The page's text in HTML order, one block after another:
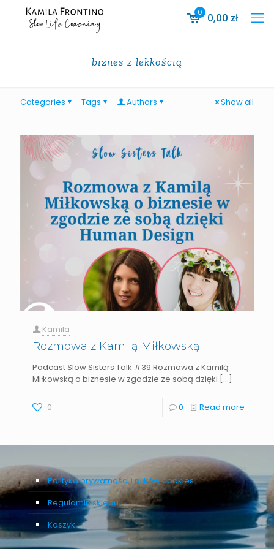
0 0,00 zł
biznes z lekkością
Categories Tags Authors Show all
Kamila
Rozmowa z Kamilą Miłkowską
Podcast Slow Sisters Talk #39 Rozmowa z Kamilą
Miłkowską o biznesie w zgodzie ze sobą dzięki […]
0 0 Read more
Polityka prywatności i plików cookies
Regulamin sklepu
Koszyk